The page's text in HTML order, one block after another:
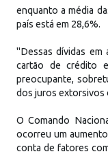
enquanto a média
país está em 28,6%.
"Dessas dívidas em
cartão de crédito
preocupante,
dos juros extorsivos
O Comando
ocorreu um
conta de fatores